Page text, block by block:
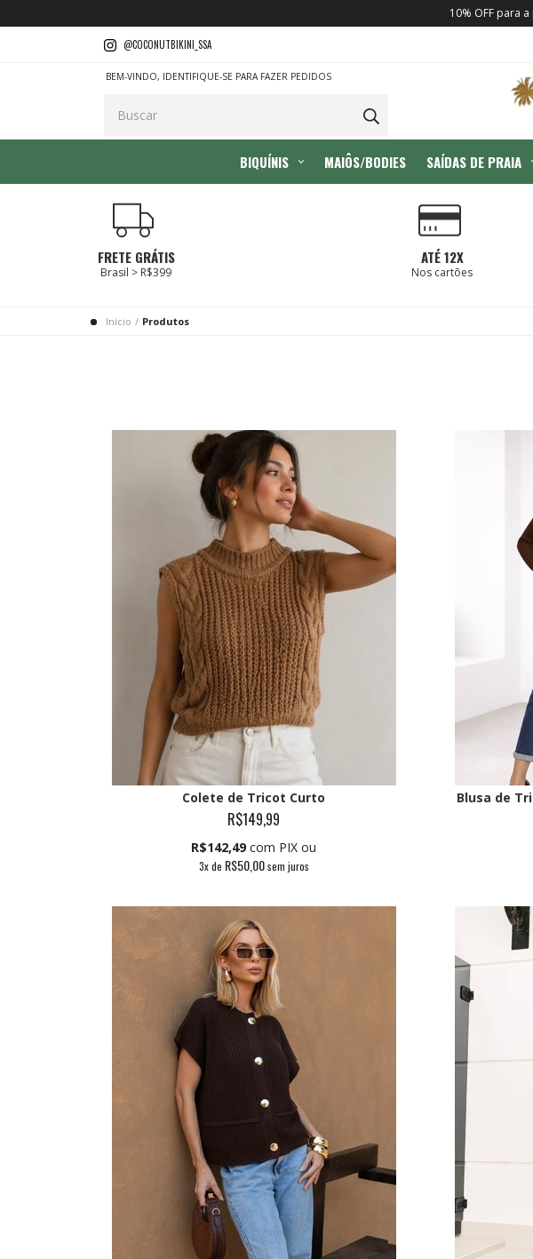
10% OFF para
@COCONUTBIKINI_SSA
BEM-VINDO, IDENTIFIQUE-SE PARA FAZER PEDIDOS
BIQUÍNIS MAIÔS/BODIES SAÍDAS DE PRAIA
FRETE GRÁTIS
Brasil > R$399
ATÉ 12X
Nos cartões
Início / Produtos
Colete de Tricot Curto
R$149,99
R$142,49 com PIX ou
3x de R$50,00sem juros
Blusa de